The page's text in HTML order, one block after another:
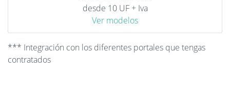
desde 10 UF + Iva
Ver modelos
*** Integración con los diferentes portales que tengas
contratados